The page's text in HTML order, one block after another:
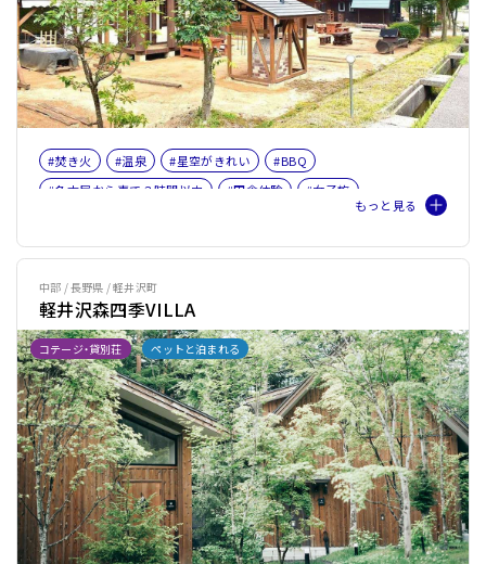
#焚き火 #温泉 #星空がきれい
#BBQ
#名古屋から車で３時間以内
#田舎体験
#女子旅
#薪ストーブOR暖炉
コテージ・貸別荘 ペットと泊まれる
中部 / 長野県 / 軽井沢町
軽井沢森四季VILLA